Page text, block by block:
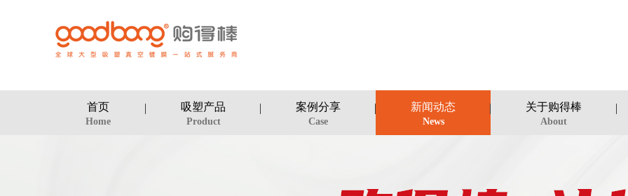
首页
Home
吸塑产品
Product
案例分享
Case
新闻动态
News
关于购得棒
About